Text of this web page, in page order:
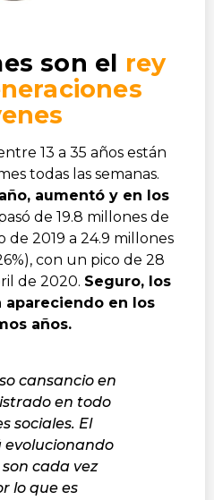
son el rey
13 a 35 años están
todas las semanas.
aumentó y en los
de 19.8 millones de
de 2019 a 24.9 millones
con un pico de 28
de 2020. Seguro, los
apareciendo en los
años.
cansancio en
en todo
sociales. El
evolucionando
cada vez
lo que es